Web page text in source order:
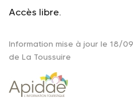
Accès libre.
Information mise à jour le 18/
de La Toussuire